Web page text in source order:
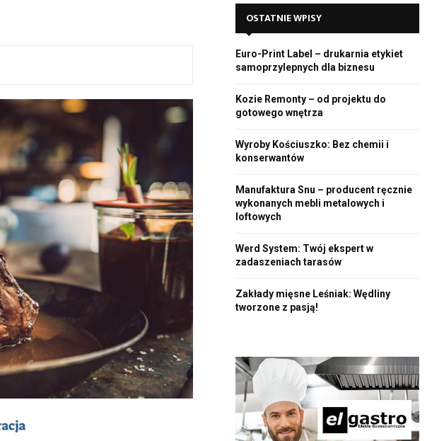
r
:
E
A
R
OSTATNIE WPISY
Euro-Print Label – drukarnia etykiet
samoprzylepnych dla biznesu
Kozie Remonty – od projektu do
gotowego wnętrza
Wyroby Kościuszko: Bez chemii i
konserwantów
Manufaktura Snu – producent ręcznie
wykonanych mebli metalowych i
loftowych
Werd System: Twój ekspert w
zadaszeniach tarasów
Zakłady mięsne Leśniak: Wędliny
tworzone z pasją!